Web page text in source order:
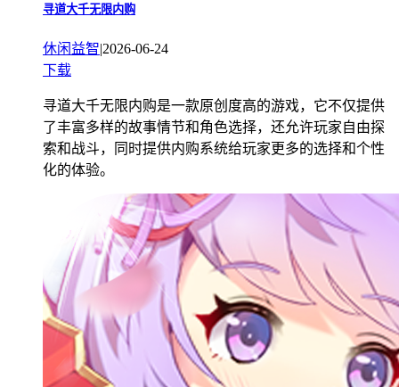
寻道大千无限内购
休闲益智|2026-06-24
下载
寻道大千无限内购是一款原创度高的游戏，它不仅提供
了丰富多样的故事情节和角色选择，还允许玩家自由探
索和战斗，同时提供内购系统给玩家更多的选择和个性
化的体验。